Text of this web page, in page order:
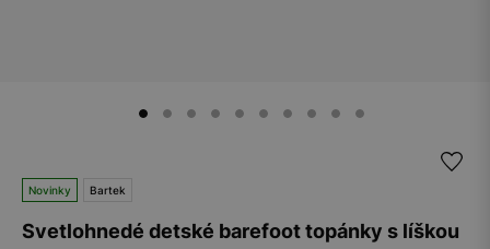
Novinky Bartek
Svetlohnedé detské barefoot topánky s líškou